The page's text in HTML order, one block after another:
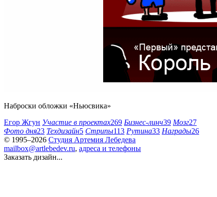
Наброски обложки «Ньюсвика»
Егор Жгун Участие в проектах269 Бизнес-линч39 Мозг27
Фото дня23 Техдизайн5 Стрипы113 Рутина33 Награды26
© 1995–2026 Студия Артемия Лебедева
mailbox@artlebedev.ru, адреса и телефоны
Заказать дизайн...